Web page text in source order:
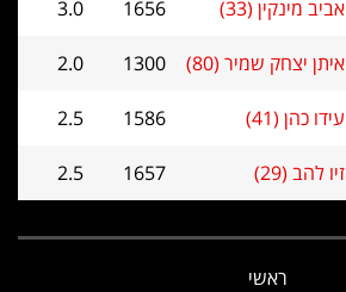
אביב מינקין (33) 1656
3.0
איתן יצחק שמיר (80) 1300
2.0
עידו כהן (41) 1586
2.5
זיו להב (29) 1657
2.5
ראשי